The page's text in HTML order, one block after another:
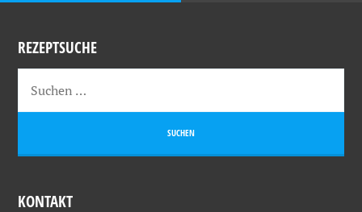
REZEPTSUCHE
KONTAKT